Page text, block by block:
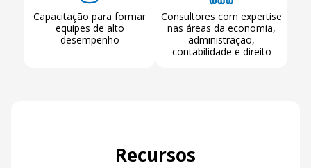
Capacitação para formar
equipes de alto
desempenho
Consultores com expertise
nas áreas da economia,
administração,
contabilidade e direito
Recursos